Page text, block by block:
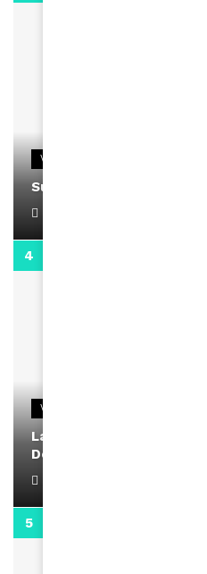
VIDEOS
Support Black Business
VIDEOS
La rubrique santé
Docteur Makanda